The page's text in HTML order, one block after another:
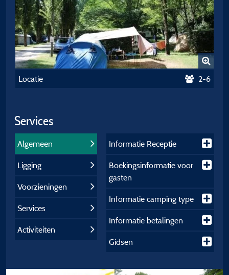
Locatie 2-6
Services
Algemeen
Ligging
Voorzieningen
Services
Activiteiten
Informatie Receptie
Boekingsinformatie voor
gasten
Informatie camping type
Informatie betalingen
Gidsen